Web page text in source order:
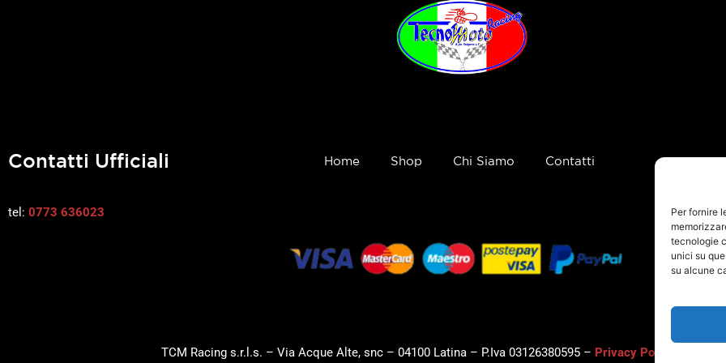
Per fornire
tecnologie
unici su
su alcune
Contatti Ufficiali
tel: 0773 636023
Home Shop Chi Siamo Contatti
TCM Racing s.r.l.s. – Via Acque Alte, snc – 04100 Latina – P.Iva 03126380595 – Privacy Policy